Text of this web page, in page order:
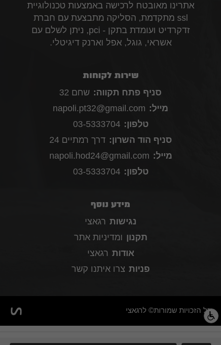
אתרינו מאובטח לרכישה באמצעות טכנולוגיית
ssl מתקדמת, הסליקה מתבצעת עם חברת
זדקרדיט ועומדת בתקן - pci, ניתן לשלם עם
אשראי, גוגל, אפל וארנק דיגיטלי.
שירות לקוחות
סניף פתח תקווה: שחם 32
מייל: napoli.pt32@gmail.com
טלפון: 03-5333704
סניף הוד השרון: דרך רמתיים 24
מייל: napoli.hod24@gmail.com
טלפון: 03-5333704
מידע נוסף
נגישות רגאצי
תקנון ומדיניות אתר
אודות רגאצי
פניות צרו איתנו קשר
כל הזכויות שמורות© לרגאצי